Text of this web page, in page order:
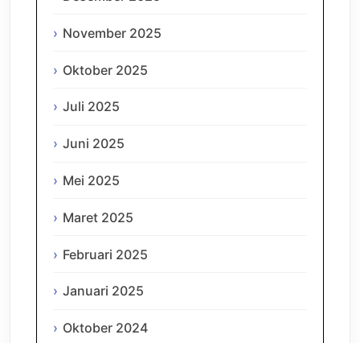
November 2025
Oktober 2025
Juli 2025
Juni 2025
Mei 2025
Maret 2025
Februari 2025
Januari 2025
Oktober 2024